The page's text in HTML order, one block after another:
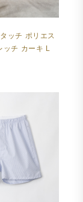
ッチ ポリエス
ッチ カーキ L